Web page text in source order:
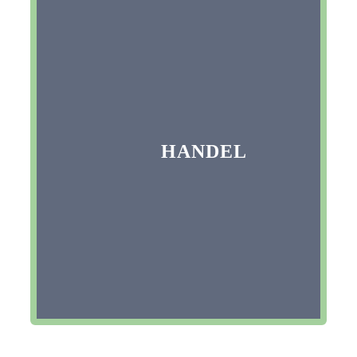
HANDEL